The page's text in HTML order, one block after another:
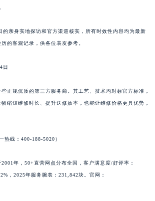
的亲身实地探访和官方渠道核实，所有时效性内容均为最新
的客观记录，供各位表友参考。
日
正规优质的第三方服务商。其工艺、技术均对标官方标准，
缩短维修时长、提升送修效率，也能让维修价格更具优势，
热线：400-188-5020）
年，50+直营网点分布全国，客户满意度/好评率：
，2025年服务腕表：231,842块。官网：